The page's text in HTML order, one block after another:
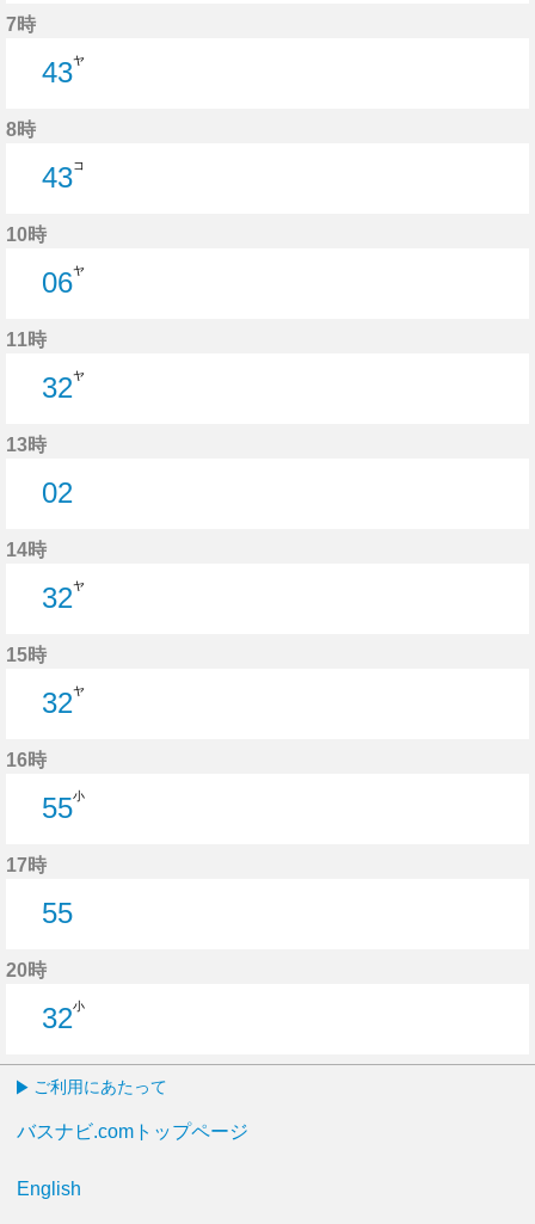
7時
43ヤ
8時
43コ
10時
06ヤ
11時
32ヤ
13時
02
14時
32ヤ
15時
32ヤ
16時
55小
17時
55
20時
32小
ご利用にあたって
バスナビ.comトップページ
English